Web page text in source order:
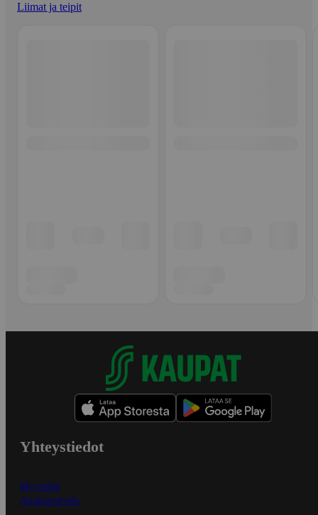
Liimat ja teipit
Yhteystiedot
Myymälät
Asiakaspalvelu